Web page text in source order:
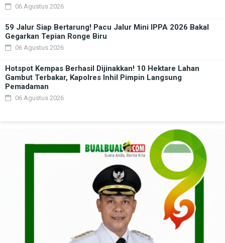
06 Agustus 2026
59 Jalur Siap Bertarung! Pacu Jalur Mini IPPA 2026 Bakal
Gegarkan Tepian Ronge Biru
06 Agustus 2026
Hotspot Kempas Berhasil Dijinakkan! 10 Hektare Lahan
Gambut Terbakar, Kapolres Inhil Pimpin Langsung
Pemadaman
06 Agustus 2026